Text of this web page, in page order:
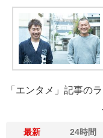
「エンタメ」記事の
最新 24時間